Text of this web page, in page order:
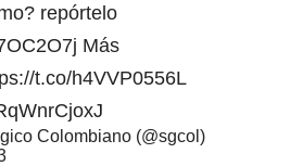
repórtelo
Más
t.co/h4VVP0556L
Colombiano (@sgcol)